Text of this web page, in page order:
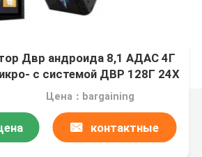
Двр андроида 8,1 АДАС 4Г
с системой ДВР 128Г 24Х
Цена：bargaining
контактные